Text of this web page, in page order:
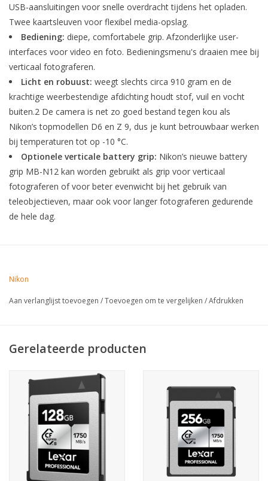
USB-aansluitingen voor snelle overdracht tijdens het opladen.
Twee kaartsleuven voor flexibel media-opslag.
Bediening: diepe, comfortabele grip. Afzonderlijke user-
interfaces voor video en foto. Bedieningsmenu's draaien mee bij
verticaal fotograferen.
Licht en robuust: weegt slechts circa 910 gram en de
krachtige weerbestendige afdichting houdt stof, vuil en vocht
buiten.2 De camera is net zo goed bestand tegen kou als
Nikon’s topmodellen D6 en Z 9, dus je kunt betrouwbaar werken
bij temperaturen tot op -10 °C.
Optionele verticale battery grip: Nikon’s nieuwe battery
grip MB-N12 kan worden gebruikt als grip voor verticaal
fotograferen of voor beter evenwicht bij het gebruik van
teleobjectieven, maar ook voor langer fotograferen gedurende
de hele dag.
Nikon
Aan verlanglijst toevoegen /Toevoegen om te vergelijken /Afdrukken
Gerelateerde producten